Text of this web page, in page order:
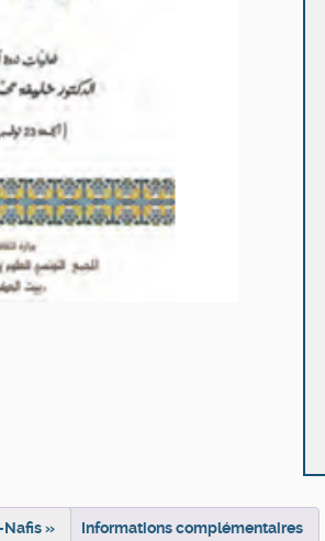
Nafis » Informations complémentaires